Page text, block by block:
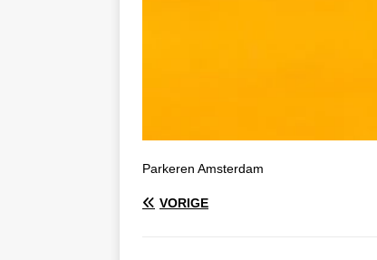
Parkeren Amsterdam
VORIGE